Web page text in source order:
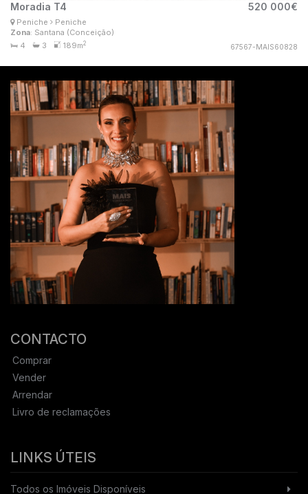
Moradia T4 520 000€
Peniche
Peniche
Zona: Santana (Conceição)
4
3 189m2 67567-MAIS60828
Consultor Imobiliário
MaisConsultores #Master
CONTACTO
Comprar
Vender
Arrendar
Livro de reclamações
LINKS ÚTEIS
Todos os Imóveis Disponíveis